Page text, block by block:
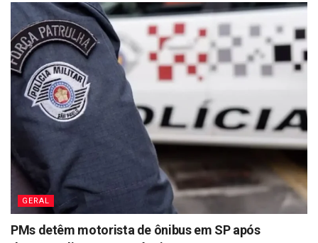
GERAL
PMs detêm motorista de ônibus em SP após